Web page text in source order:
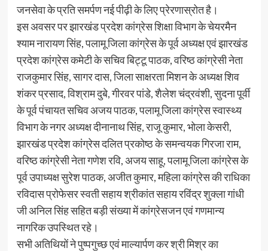
जनसेवा के प्रति समर्पण नई पीढ़ी के लिए प्रेरणास्रोत है।
इस अवसर पर झारखंड प्रदेश कांग्रेस शिक्षा विभाग के चेयरमैन
श्याम नारायण सिंह, पलामू जिला कांग्रेस के पूर्व अध्यक्ष एवं झारखंड
प्रदेश कांग्रेस कमेटी के सचिव बिट्टू पाठक, वरिष्ठ कांग्रेसी नेता
राजकुमार सिंह, सागर दास, जिला साक्षरता मिशन के अध्यक्ष शिव
शंकर प्रसाद, विश्राम दुबे, गीरवर पांडे, शैलेश चंद्रवंशी, सुदना पूर्वी
के पूर्व पंचायत सचिव अजय पाठक, पलामू जिला कांग्रेस स्वास्थ्य
विभाग के नगर अध्यक्ष दीनानाथ सिंह, राजू कुमार, भोला केसरी,
झारखंड प्रदेश कांग्रेस दलित प्रकोष्ठ के समन्वयक गिरजा राम,
वरिष्ठ कांग्रेसी नेता गणेश रवि, अजय साहू, पलामू जिला कांग्रेस के
पूर्व उपाध्यक्ष सुरेश पाठक, अजीत कुमार, महिला कांग्रेस की राधिका
रविदास प्रोफेसर स्वती सहाय श्रीकांत सहाय रविंद्र शुक्ला गांधी
जी अनिल सिंह सहित बड़ी संख्या में कांग्रेसजन एवं गणमान्य
नागरिक उपस्थित रहे।
सभी अतिथियों ने पुष्पगुच्छ एवं माल्यार्पण कर श्री मिश्र का